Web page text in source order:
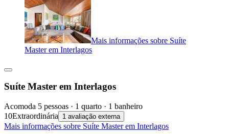
Mais informações sobre Suíte
Master em Interlagos
Suíte Master em Interlagos
Acomoda 5 pessoas · 1 quarto · 1 banheiro
10Extraordinária 1 avaliação externa
Mais informações sobre Suíte Master em Interlagos